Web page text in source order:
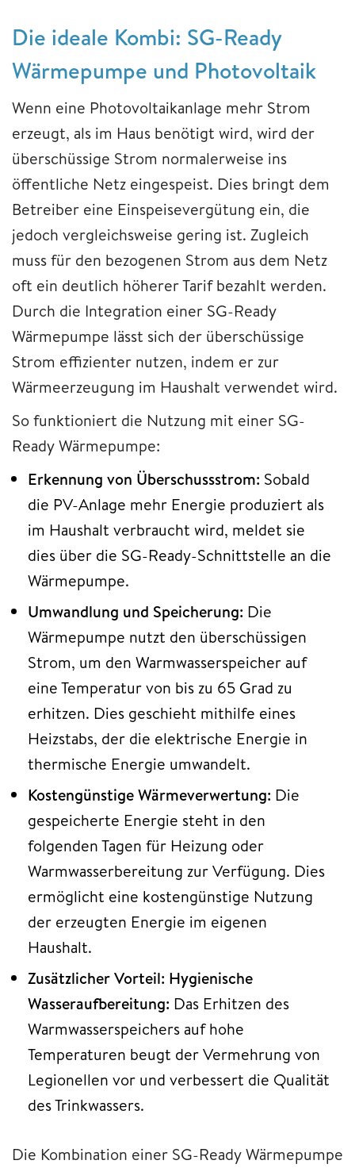
Die ideale Kombi: SG-Ready
Wärmepumpe und Photovoltaik
Wenn eine Photovoltaikanlage mehr Strom
erzeugt, als im Haus benötigt wird, wird der
überschüssige Strom normalerweise ins
öffentliche Netz eingespeist. Dies bringt dem
Betreiber eine Einspeisevergütung ein, die
jedoch vergleichsweise gering ist. Zugleich
muss für den bezogenen Strom aus dem Netz
oft ein deutlich höherer Tarif bezahlt werden.
Durch die Integration einer SG-Ready
Wärmepumpe lässt sich der überschüssige
Strom effizienter nutzen, indem er zur
Wärmeerzeugung im Haushalt verwendet wird.
So funktioniert die Nutzung mit einer SG-
Ready Wärmepumpe:
Erkennung von Überschussstrom: Sobald
die PV-Anlage mehr Energie produziert als
im Haushalt verbraucht wird, meldet sie
dies über die SG-Ready-Schnittstelle an die
Wärmepumpe.
Umwandlung und Speicherung: Die
Wärmepumpe nutzt den überschüssigen
Strom, um den Warmwasserspeicher auf
eine Temperatur von bis zu 65 Grad zu
erhitzen. Dies geschieht mithilfe eines
Heizstabs, der die elektrische Energie in
thermische Energie umwandelt.
Kostengünstige Wärmeverwertung: Die
gespeicherte Energie steht in den
folgenden Tagen für Heizung oder
Warmwasserbereitung zur Verfügung. Dies
ermöglicht eine kostengünstige Nutzung
der erzeugten Energie im eigenen
Haushalt.
Zusätzlicher Vorteil: Hygienische
Wasseraufbereitung: Das Erhitzen des
Warmwasserspeichers auf hohe
Temperaturen beugt der Vermehrung von
Legionellen vor und verbessert die Qualität
des Trinkwassers.
Die Kombination einer SG-Ready Wärmepumpe